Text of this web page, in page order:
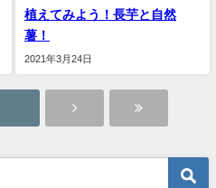
植えてみよう！長芋と自然
薯！
2021年3月24日